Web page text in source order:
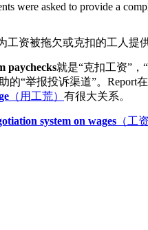
were asked to provide a
工资被拖欠或克扣的工人提
paychecks就是“克扣工资”，
的“举报投诉渠道”。Report
（用工荒） 有很大关系。
system on wages （工